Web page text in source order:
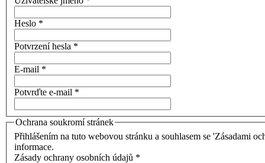
Heslo *
Potvrzení hesla *
E-mail *
Potvrďte e-mail *
Ochrana soukromí stránek
Přihlášením na tuto webovou stránku a souhlasem se 'Zásadami
informace.
Zásady ochrany osobních údajů *